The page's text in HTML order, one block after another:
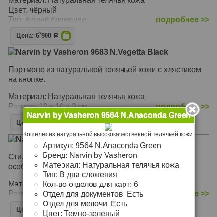
Цвет: чёрный
Тип: в одно сложение
подробнее >>
Цена: 6`900 Р
Narvin by Vasheron 9683 N.Vegetta Black
Портмоне из натуральной телячьей кожи с хлястиком
на кнопке.
Материал: Натуральная телячья кожа
Размер: 12 х 10 х 3 см
подробнее >>
Цена: 15`570Р
Narvin by Vasheron 9591 N.Anaconda D.Blue
Стильный мужской кошелек-клатч из телячьей кожи
особой выделки.
Материал: Натуральная телячья кожа
Размер: 19,5 х 10,5 х 2,5 см
подробнее >>
Цена: 12`970
Narvin by Vasheron 9564 N.Anaconda Green
Кошелек из натуральной высококачественной телячьей кожи.
Артикул: 9564 N.Anaconda Green
Бренд: Narvin by Vasheron
Материал: Натуральная телячья кожа
Тип: В два сложения
Кол-во отделов для карт: 6
Отдел для документов: Есть
Отдел для мелочи: Есть
Цвет: Темно-зеленый